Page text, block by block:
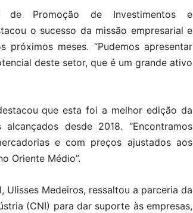
de Promoção de Investimentos e
o sucesso da missão empresarial e
meses. “Pudemos apresentar
deste setor, que é um grande ativo
que esta foi a melhor edição da
desde 2018. “Encontramos
e com preços ajustados aos
Oriente Médio”.
Medeiros, ressaltou a parceria da
(CNI) para dar suporte às empresas,